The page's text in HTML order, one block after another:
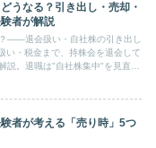
うなる？引き出し・売却・
者が解説
――退会扱い・自社株の引き出し
い・税金まで、持株会を退会して
説。退職は"自社株集中"を見直す
者が考える「売り時」5つ